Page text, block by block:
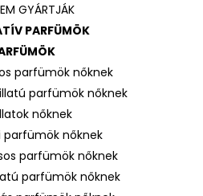
GYÁRTJÁK
PARFÜMÖK
parfümök nőknek
parfümök nőknek
nőknek
parfümök nőknek
parfümök nőknek
parfümök nőknek
– NŐI EAU DE PARFUM